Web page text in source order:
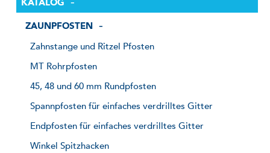
KATALOG
ZAUNPFOSTEN
Zahnstange und Ritzel Pfosten
MT Rohrpfosten
45, 48 und 60 mm Rundpfosten
Spannpfosten für einfaches verdrilltes Gitter
Endpfosten für einfaches verdrilltes Gitter
Winkel Spitzhacken